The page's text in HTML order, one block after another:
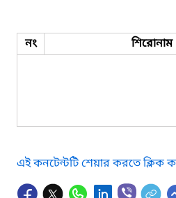
নং শিরোনাম
এই কনটেন্টটি শেয়ার করতে ক্লিক